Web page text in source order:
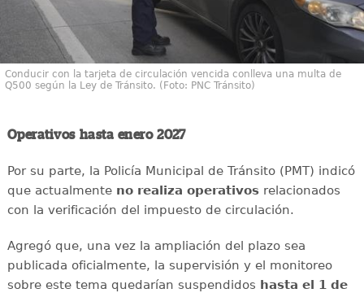
Conducir con la tarjeta de circulación vencida conlleva una multa de
Q500 según la Ley de Tránsito. (Foto: PNC Tránsito)
Operativos hasta enero 2027
Por su parte, la Policía Municipal de Tránsito (PMT) indicó
que actualmente no realiza operativosrelacionados
con la verificación del impuesto de circulación.
Agregó que, una vez la ampliación del plazo sea
publicada oficialmente, la supervisión y el monitoreo
sobre este tema quedarían suspendidos hasta el 1 de